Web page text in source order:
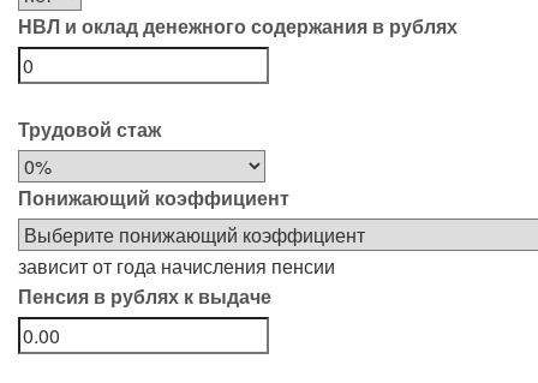
НВЛ и оклад денежного содержания в рублях
Трудовой стаж
Понижающий коэффициент
зависит от года начисления пенсии
Пенсия в рублях к выдаче